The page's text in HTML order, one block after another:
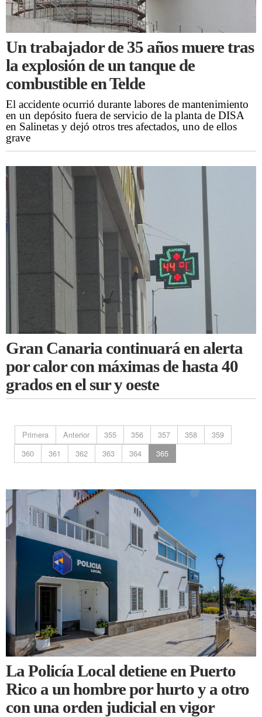
Un trabajador de 35 años muere tras
la explosión de un tanque de
combustible en Telde
El accidente ocurrió durante labores de mantenimiento
en un depósito fuera de servicio de la planta de DISA
en Salinetas y dejó otros tres afectados, uno de ellos
grave
Gran Canaria continuará en alerta
por calor con máximas de hasta 40
grados en el sur y oeste
Primera Anterior 355 356 357 358
359
360
361 362 363 364 365
La Policía Local detiene en Puerto
Rico a un hombre por hurto y a otro
con una orden judicial en vigor